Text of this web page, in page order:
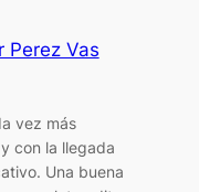
Perez Vas
vez más
con la llegada
Una buena